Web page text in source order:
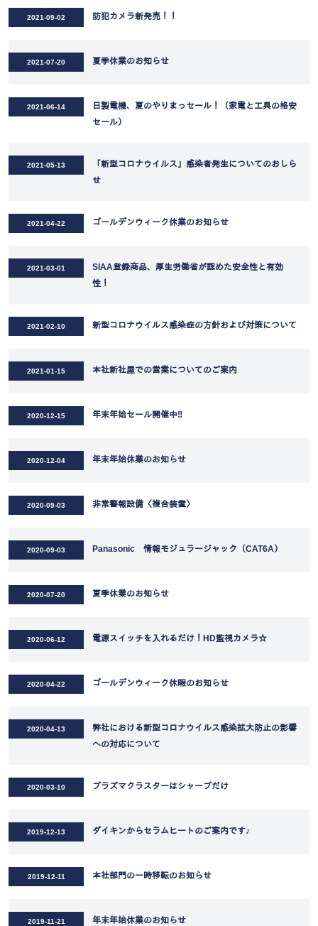
2021-09-02 防犯カメラ新発売！！
2021-07-20 夏季休業のお知らせ
2021-06-14
日製電機、夏のやりまっセール！（家電と工具の格安
セール）
2021-05-13
「新型コロナウイルス」感染者発生についてのおしら
せ
2021-04-22 ゴールデンウィーク休業のお知らせ
2021-03-01
SIAA登録商品、厚生労働省が認めた安全性と有効
性！
2021-02-10 新型コロナウイルス感染症の方針および対策について
2021-01-15 本社新社屋での営業についてのご案内
2020-12-15 年末年始セール開催中‼
2020-12-04 年末年始休業のお知らせ
2020-09-03 非常警報設備〈複合装置〉
2020-09-03 Panasonic 情報モジュラージャック（CAT6A）
2020-07-20 夏季休業のお知らせ
2020-06-12 電源スイッチを入れるだけ！HD監視カメラ☆
2020-04-22 ゴールデンウィーク休暇のお知らせ
2020-04-13
弊社における新型コロナウイルス感染拡大防止の影響
への対応について
2020-03-10 プラズマクラスターはシャープだけ
2019-12-13 ダイキンからセラムヒートのご案内です♪
2019-12-11 本社部門の一時移転のお知らせ
2019-11-21 年末年始休業のお知らせ